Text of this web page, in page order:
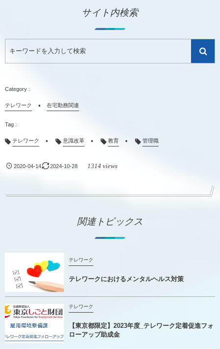
サイト内検索
テレワーク 在宅勤務関連
テレワーク 意識改革 教育 管理職
2020-04-14 2024-10-28 1314 views
関連トピックス
テレワーク
テレワークにおけるメンタルヘルス対策
テレワーク
【東京都限定】2023年度_テレワーク定着促進フォ
ローアップ助成金